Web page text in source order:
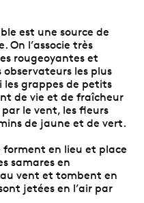
est une source de
On l’associe très
rougeoyantes et
observateurs les plus
grappes de petits
de vie et de fraîcheur
le vent, les fleurs
de jaune et de vert.
forment en lieu et place
samares en
au vent et tombent en
jetées en l’air par